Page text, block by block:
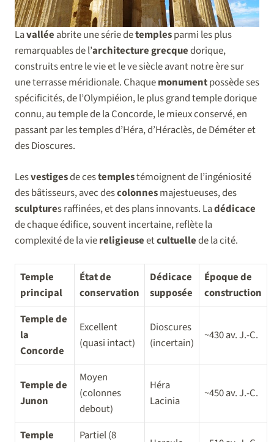
Lavallée abrite une série detemplesparmi les plus
remarquables de l’architecturegrecquedorique,
construits entre le vie et le ve siècle avant notre ère sur
une terrasse méridionale. Chaquemonumentpossède ses
spécificités, de l’Olympiéion, le plus grand temple dorique
connu, au temple de la Concorde, le mieux conservé, en
passant par les temples d’Héra, d’Héraclès, de Déméter et
des Dioscures.
Lesvestigesde cestemplestémoignent de l’ingéniosité
des bâtisseurs, avec descolonnesmajestueuses, des
sculptures raffinées, et des plans innovants. Ladédicace
de chaque édifice, souvent incertaine, reflète la
complexité de la viereligieuseetcultuellede la cité.
Temple
principal
État de
conservation
Dédicace
supposée
Époque de
construction
Temple de
la
Concorde
Excellent
(quasi intact)
Dioscures
(incertain)
~430 av. J.-C.
Temple de
Junon
Moyen
(colonnes
debout)
Héra
Lacinia
~450 av. J.-C.
Temple
Partiel (8